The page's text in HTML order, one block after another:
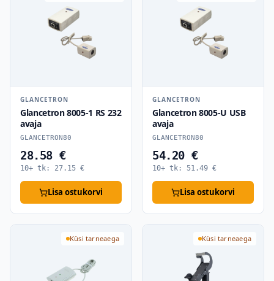
GLANCETRON
Glancetron 8005-1 RS 232
avaja
GLANCETRON80
28.58 €
10+ tk: 27.15 €
Lisa ostukorvi
GLANCETRON
Glancetron 8005-U USB
avaja
GLANCETRON80
54.20 €
10+ tk: 51.49 €
Lisa ostukorvi
Küsi tarneaega Küsi tarneaega